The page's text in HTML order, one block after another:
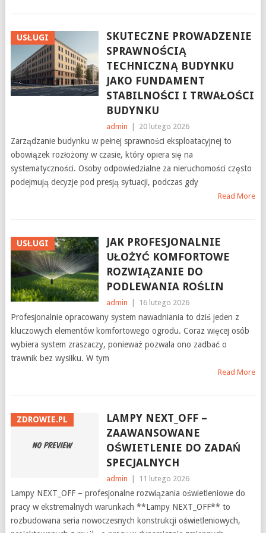
USŁUGI
SKUTECZNE PROWADZENIE
SPRAWNOŚCIĄ
TECHNICZNĄ BUDYNKU
JAKO FUNDAMENT
STABILNOŚCI I TRWAŁOŚCI
BUDYNKU
admin 20 lutego 2026
Zarządzanie budynku w pełnej sprawności eksploatacyjnej to
obowiązek rozłożony w czasie, który opiera się na
systematyczności. Osoby odpowiedzialne za nieruchomości często
podejmują decyzje pod presją sytuacji, podczas gdy
Read More
USŁUGI
JAK PROFESJONALNIE
UŁOŻYĆ KOMFORTOWE
ROZWIĄZANIE DO
PODLEWANIA ROŚLIN
admin 16 lutego 2026
Profesjonalnie opracowany system nawadniania to dziś jeden z
kluczowych elementów komfortowego ogrodu. Coraz więcej osób
wybiera system zraszaczy, ponieważ pozwala ono zadbać o
trawnik bez wysiłku. W tym
Read More
ZDROWIE.PL
LAMPY NEXT_OFF –
ZAAWANSOWANE
OŚWIETLENIE DO ZADAŃ
SPECJALNYCH
admin 11 lutego 2026
Lampy NEXT_OFF – profesjonalne rozwiązania oświetleniowe do
pracy w ekstremalnych warunkach **Lampy NEXT_OFF** to
rozbudowana seria nowoczesnych konstrukcji oświetleniowych,